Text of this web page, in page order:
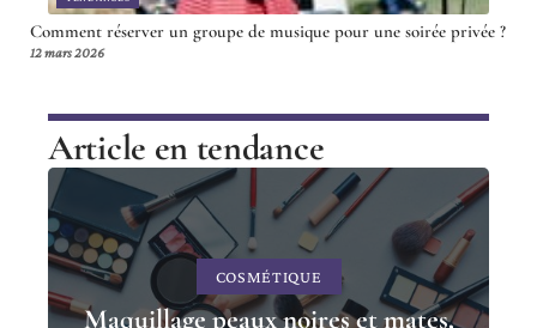
Comment réserver un groupe de musique pour une soirée privée ?
12 mars 2026
Article en tendance
COSMÉTIQUE
Maquillage peaux noires et mates,